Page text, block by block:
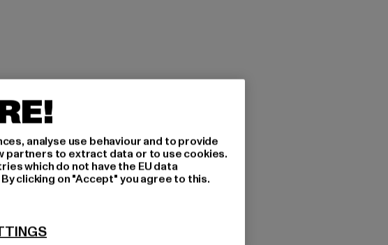
analyse use behaviour and to provide
partners to extract data or to use cookies.
which do not have the EU data
clicking on "Accept" you agree to this.